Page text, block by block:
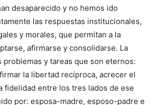
desaparecido y no hemos ido
las respuestas institucionales,
y morales, que permitan a la
afirmarse y consolidarse. La
problemas y tareas que son eternos:
la libertad recíproca, acrecer el
fidelidad entre los tres lados de ese
por: esposa-madre, esposo-padre e